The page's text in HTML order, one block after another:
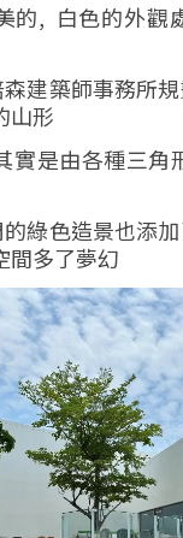
的, 白色的外觀
建築師事務所
山形
實是由各種三角
綠色造景也添
間多了夢幻